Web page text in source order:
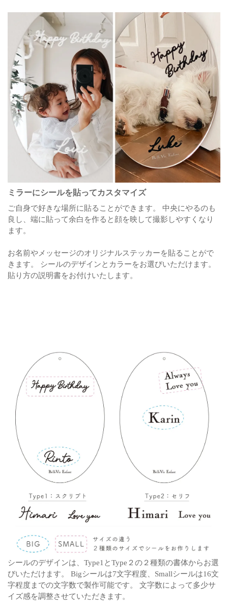
ミラーにシールを貼ってカスタマイズ
ご自身で好きな場所に貼ることができます。
中央にやるのも
良し、端に貼って余白を作ると顔を映して撮影しやすくなり
ます。
お名前やメッセージのオリジナルステッカーを貼ることがで
きます。
シールのデザインとカラーをお選びいただけます。
貼り方の説明書をお付けいたします。
シールのデザインは、Type1とType２の２種類の書体からお選
びいただけます。
Bigシールは7文字程度、Smallシールは16文
字程度までの文字数で製作可能です。
文字数によって多少サ
イズ感を調整させていただきます。